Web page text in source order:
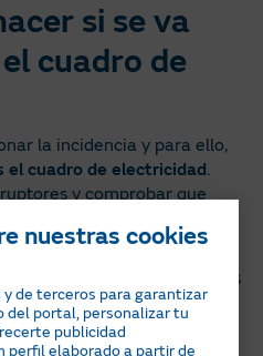
si se va
cuadro de
la incidencia y para ello,
el cuadro de electricidad.
y comprobar que
la normalidad y recuperarás
que sea de algún
conectado. Desconéctalo.
nuestras cookies
de terceros para garantizar
del portal, personalizar tu
publicidad
perfil elaborado a partir de